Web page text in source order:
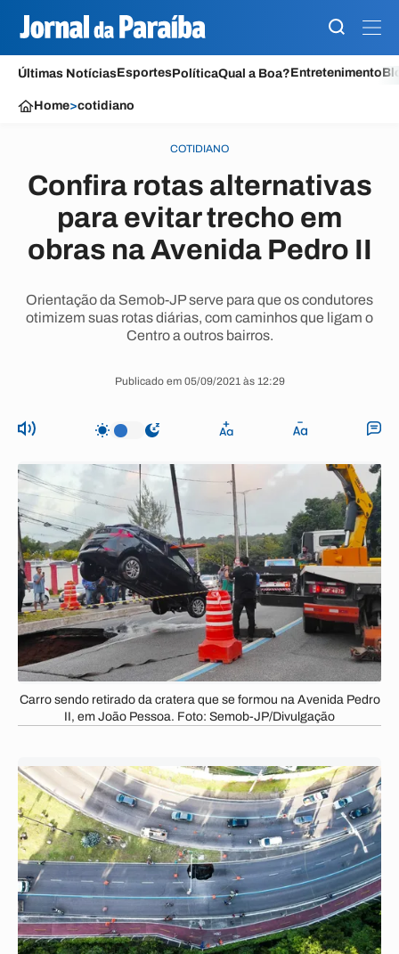
Últimas NotíciasEsportesPolíticaQual a Boa?Entretenimento
Home>cotidiano
COTIDIANO
Confira rotas alternativas
para evitar trecho em
obras na Avenida Pedro II
Orientação da Semob-JP serve para que os condutores
otimizem suas rotas diárias, com caminhos que ligam o
Centro a outros bairros.
Publicado em 05/09/2021 às 12:29
Carro sendo retirado da cratera que se formou na Avenida Pedro
II, em João Pessoa. Foto: Semob-JP/Divulgação